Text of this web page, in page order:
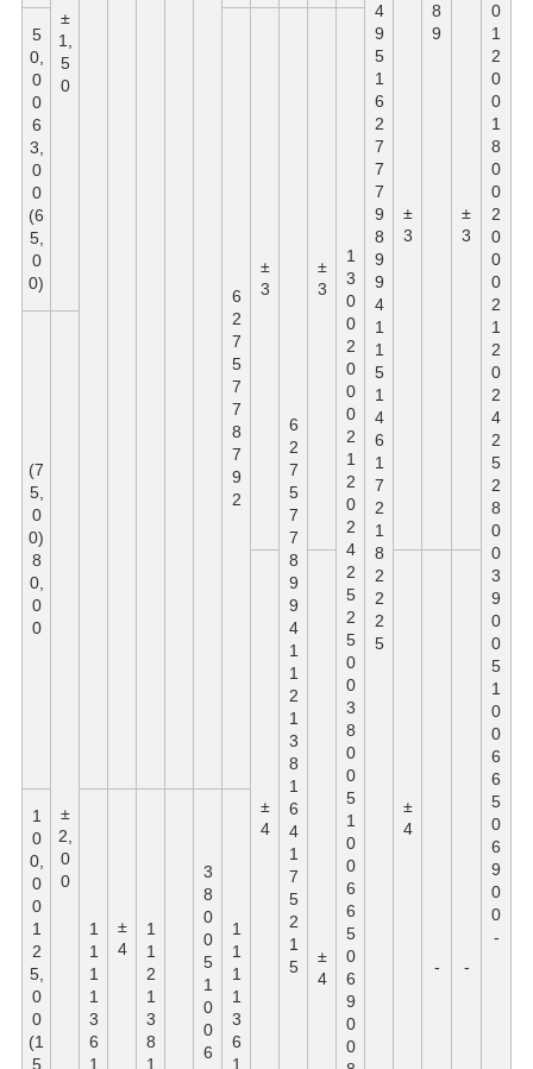
4
9
5
1
6
2
7
7
7
9
8
9
9
4
1
1
5
1
4
6
1
7
2
1
8
2
2
2
5
8
9
0
1
2
0
0
1
8
0
0
2
0
0
0
2
1
2
0
2
4
2
5
2
8
0
0
3
9
0
0
5
1
0
0
6
6
5
0
6
9
0
0
-
±
1,
5
0
±
3
±
3
5
0,
0
0
6
3,
0
0
(6
5,
0
0)
6
2
7
5
7
7
8
7
9
2
±
3
6
2
7
5
7
7
8
9
9
4
1
1
2
1
3
8
1
6
4
1
7
5
2
1
5
±
3
1
3
0
0
2
0
0
0
2
1
2
0
2
4
2
5
2
5
0
0
3
8
0
0
5
1
0
0
6
6
5
0
6
9
0
0
(7
5,
0
0)
8
0,
0
0
±
2,
0
0
±
4
±
4
±
4
- -
1
0
0,
0
0
1
2
5,
0
0
(1
5
1
1
1
1
3
6
1
±
4
1
1
2
1
3
8
1
3
8
0
0
5
1
0
0
6
1
1
1
1
3
6
1